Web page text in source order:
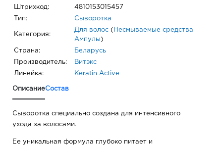
Штрихкод: 4810153015457
Тип: Сыворотка
Категория:
Для волос ( Несмываемые средства
Ампулы )
Страна: Беларусь
Производитель: Витэкс
Линейка: Keratin Active
ОписаниеСостав
Сыворотка специально создана для интенсивного
ухода за волосами.
Ее уникальная формула глубоко питает и